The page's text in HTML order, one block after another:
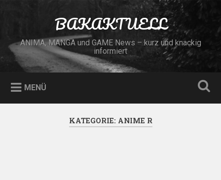
BAKAKTUELL
ANIMA, MANGA und GAME News – kurz und knackig
informiert
MENÜ
KATEGORIE: ANIME R